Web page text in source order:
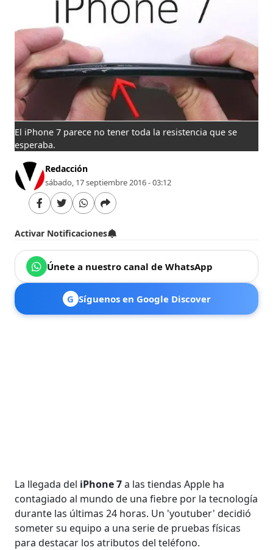
El iPhone 7 parece no tener toda la resistencia que se
esperaba.
Redacción
sábado, 17 septiembre 2016 - 03:12
Activar Notificaciones
Únete a nuestro canal de WhatsApp
G Síguenos en Google Discover
La llegada del iPhone 7a las tiendas Apple ha
contagiado al mundo de una fiebre por la tecnología
durante las últimas 24 horas. Un 'youtuber' decidió
someter su equipo a una serie de pruebas físicas
para destacar los atributos del teléfono.